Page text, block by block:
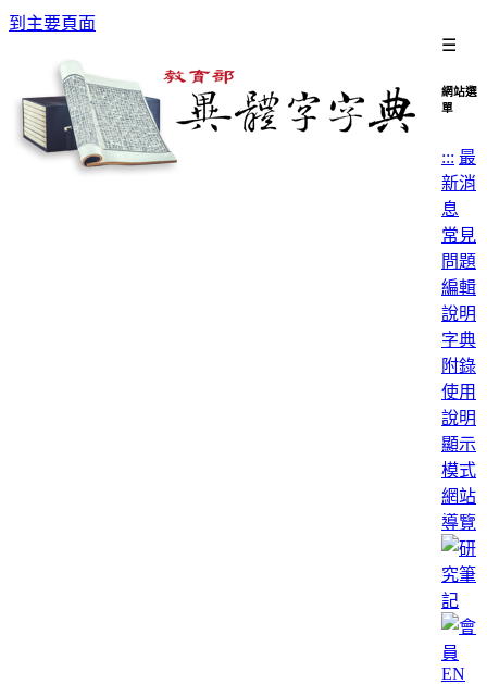
到主要頁面
☰
網站選
單
::: 最
新消
息
常見
問題
編輯
說明
字典
附錄
使用
說明
顯示
模式
網站
導覽
EN